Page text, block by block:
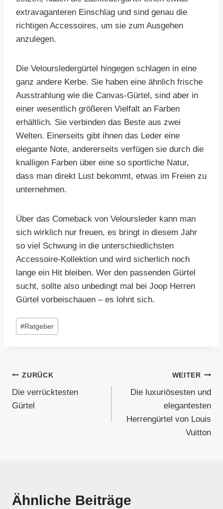
extravaganteren Einschlag und sind genau die
richtigen Accessoires, um sie zum Ausgehen
anzulegen.
Die Veloursledergürtel hingegen schlagen in eine
ganz andere Kerbe. Sie haben eine ähnlich frische
Ausstrahlung wie die Canvas-Gürtel, sind aber in
einer wesentlich größeren Vielfalt an Farben
erhältlich. Sie verbinden das Beste aus zwei
Welten. Einerseits gibt ihnen das Leder eine
elegante Note, andererseits verfügen sie durch die
knalligen Farben über eine so sportliche Natur,
dass man direkt Lust bekommt, etwas im Freien zu
unternehmen.
Über das Comeback von Veloursleder kann man
sich wirklich nur freuen, es bringt in diesem Jahr
so viel Schwung in die unterschiedlichsten
Accessoire-Kollektion und wird sicherlich noch
lange ein Hit bleiben. Wer den passenden Gürtel
sucht, sollte also unbedingt mal bei Joop Herren
Gürtel vorbeischauen – es lohnt sich.
Schlagworte:
#Ratgeber
Beitragsnavigation
ZURÜCK
Die verrücktesten
Gürtel
WEITER
Die luxuriösesten und
elegantesten
Herrengürtel von Louis
Vuitton
Ähnliche Beiträge